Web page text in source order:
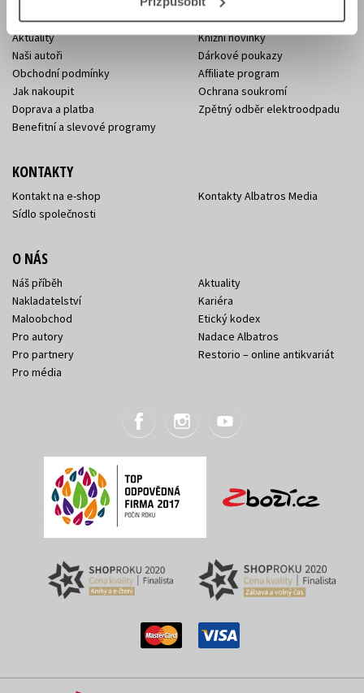
Aktuality
Naši autoři
Obchodní podmínky
Jak nakoupit
Doprava a platba
Benefitní a slevové programy
Knižní novinky
Dárkové poukazy
Affiliate program
Ochrana soukromí
Zpětný odběr elektroodpadu
KONTAKTY
Kontakt na e-shop
Sídlo společnosti
Kontakty Albatros Media
O NÁS
Náš příběh
Nakladatelství
Maloobchod
Pro autory
Pro partnery
Pro média
Aktuality
Kariéra
Etický kodex
Nadace Albatros
Restorio – online antikvariát